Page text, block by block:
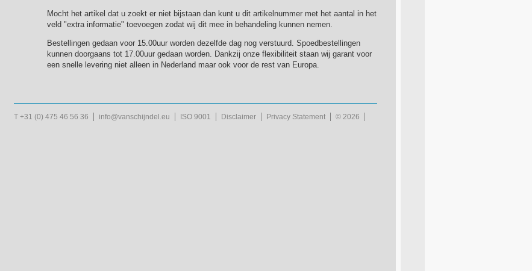
Mocht het artikel dat u zoekt er niet bijstaan dan kunt u dit artikelnummer met het aantal in het
veld "extra informatie" toevoegen zodat wij dit mee in behandeling kunnen nemen.
Bestellingen gedaan voor 15.00uur worden dezelfde dag nog verstuurd. Spoedbestellingen
kunnen doorgaans tot 17.00uur gedaan worden. Dankzij onze flexibiliteit staan wij garant voor
een snelle levering niet alleen in Nederland maar ook voor de rest van Europa.
T +31 (0) 475 46 56 36 info@vanschijndel.eu ISO 9001 Disclaimer Privacy Statement © 2026